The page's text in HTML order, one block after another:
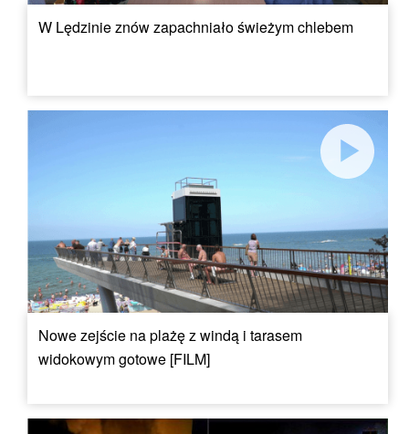
W Lędzinie znów zapachniało świeżym chlebem
Nowe zejście na plażę z windą i tarasem
widokowym gotowe [FILM]